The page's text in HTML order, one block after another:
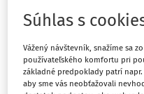
Ups, zatiaľ
Súhlas s
Vážený návštevník, snažíme sa
používateľského komfortu pri
základné predpoklady patrí
aby sme vás neobťažovali